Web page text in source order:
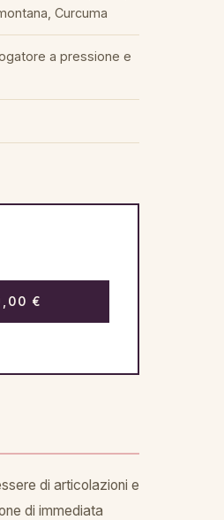
Curcuma
a pressione e
€
di articolazioni e
di immediata